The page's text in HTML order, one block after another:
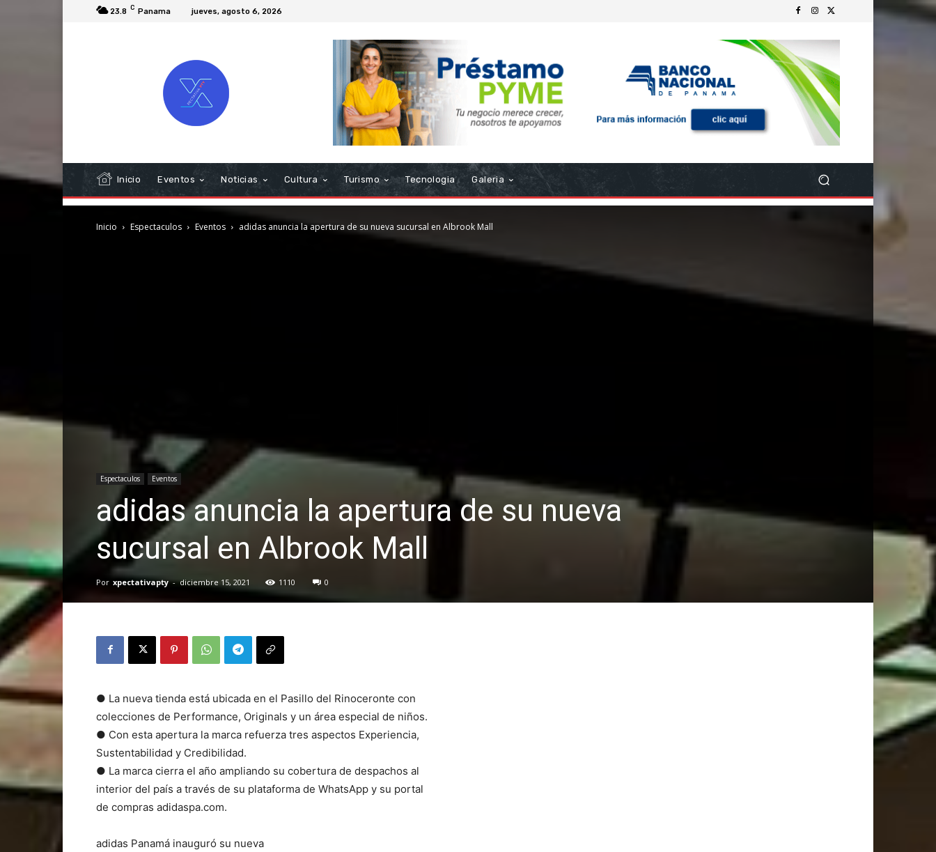
23.8 C Panama jueves, agosto 6, 2026
Inicio Eventos Noticias Cultura Turismo Tecnologia Galeria
Inicio Espectaculos Eventos adidas anuncia la apertura de su nueva sucursal en Albrook Mall
Espectaculos Eventos
adidas anuncia la apertura de su nueva
sucursal en Albrook Mall
Por xpectativapty - diciembre 15, 2021 1110 0
● La nueva tienda está ubicada en el Pasillo del Rinoceronte con
colecciones de Performance, Originals y un área especial de niños.
● Con esta apertura la marca refuerza tres aspectos Experiencia,
Sustentabilidad y Credibilidad.
● La marca cierra el año ampliando su cobertura de despachos al
interior del país a través de su plataforma de WhatsApp y su portal
de compras adidaspa.com.
adidas Panamá inauguró su nueva